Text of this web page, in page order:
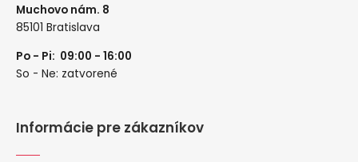
Muchovo nám. 8
85101 Bratislava
Po - Pi: 09:00 - 16:00
So - Ne: zatvorené
Informácie pre zákazníkov